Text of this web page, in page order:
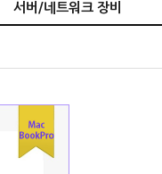
서버/네트워크 장비